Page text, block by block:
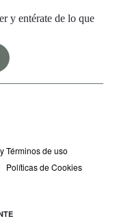
y entérate de lo que
Términos de uso
Políticas de Cookies